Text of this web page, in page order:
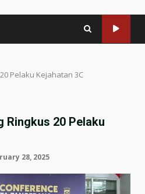
Pelaku Kejahatan 3C
Ringkus 20 Pelaku
28, 2025